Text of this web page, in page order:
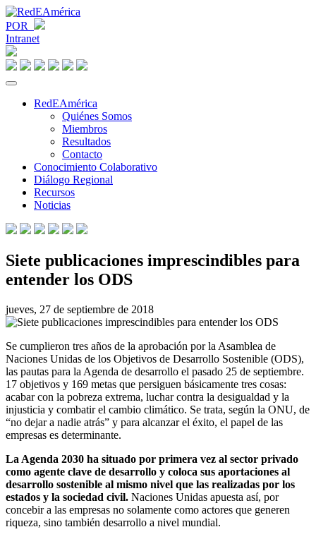
POR
Intranet
RedEAmérica
Quiénes Somos
Miembros
Resultados
Contacto
Conocimiento Colaborativo
Diálogo Regional
Recursos
Noticias
Siete publicaciones imprescindibles para
entender los ODS
jueves, 27 de septiembre de 2018
Se cumplieron tres años de la aprobación por la Asamblea de
Naciones Unidas de los Objetivos de Desarrollo Sostenible (ODS),
las pautas para la Agenda de desarrollo el pasado 25 de septiembre.
17 objetivos y 169 metas que persiguen básicamente tres cosas:
acabar con la pobreza extrema, luchar contra la desigualdad y la
injusticia y combatir el cambio climático. Se trata, según la ONU, de
“no dejar a nadie atrás” y para alcanzar el éxito, el papel de las
empresas es determinante.
La Agenda 2030 ha situado por primera vez al sector privado
como agente clave de desarrollo y coloca sus aportaciones al
desarrollo sostenible al mismo nivel que las realizadas por los
estados y la sociedad civil. Naciones Unidas apuesta así, por
concebir a las empresas no solamente como actores que generen
riqueza, sino también desarrollo a nivel mundial.